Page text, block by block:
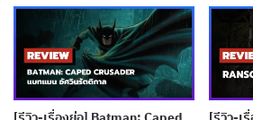
ที่ช่วยเติมเต็มทีมให้สมบูรณ์
บทความที่เกี่ยวข้อง
[รีวิว-เรื่องย่อ] Sterling